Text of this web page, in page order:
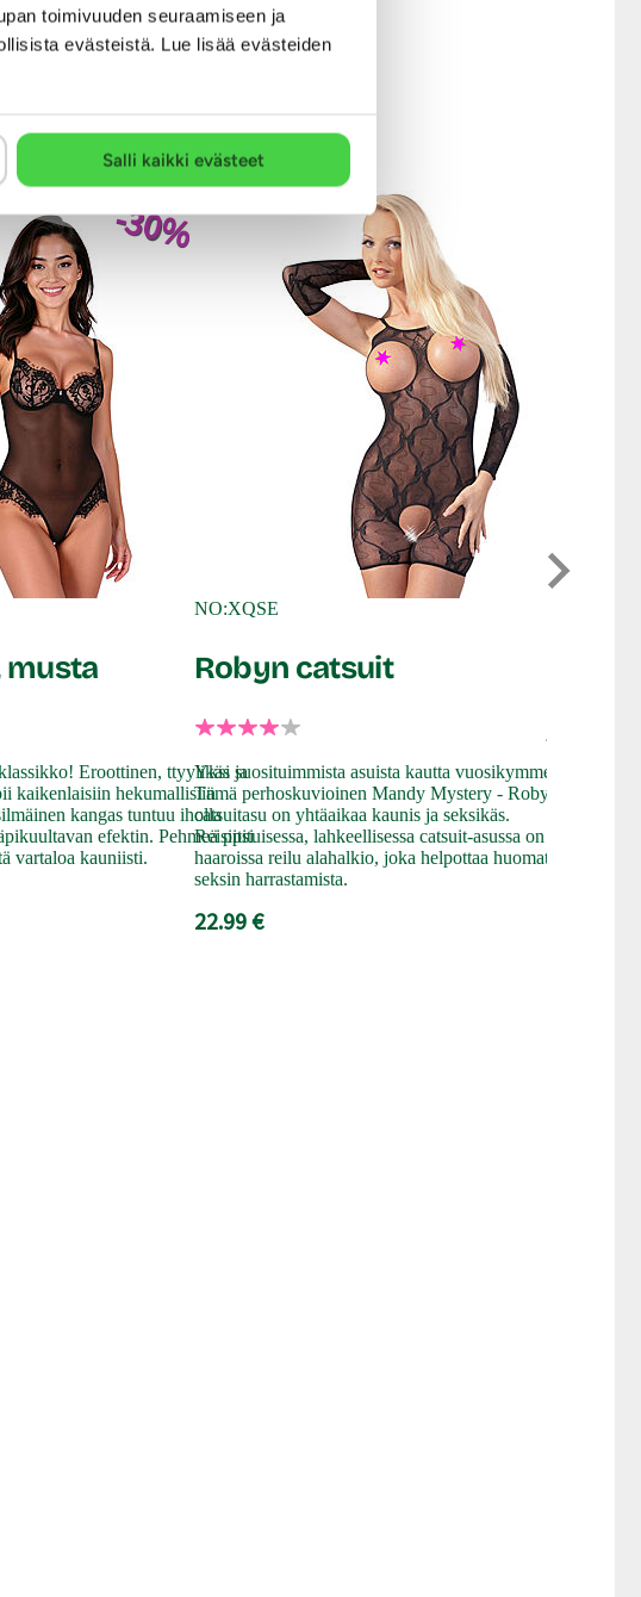
toimivuuden seuraamiseen ja
evästeistä. Lue lisää evästeiden
Salli kaikki evästeet
tai kysymyksestä.
-30%
musta
Eroottinen, ttyylikäs ja
kaikenlaisiin hekumallisiin
kangas tuntuu iholla
efektin. Pehmeä pitsi
vartaloa kauniisti.
NO:XQSE
Robyn catsuit
Yksi suosituimmista asuista kautta vuosikymmenten!
Tämä perhoskuvioinen Mandy Mystery - Robyn
catsuitasu on yhtäaikaa kaunis ja seksikäs.
Reisipituisessa, lahkeellisessa catsuit-asussa on
haaroissa reilu alahalkio, joka helpottaa huomattavasti
seksin harrastamista.
22.99 €
Le Desir